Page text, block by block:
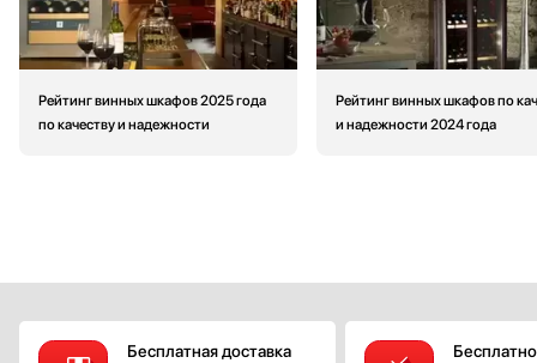
Рейтинг винных шкафов 2025 года
по качеству и надежности
Рейтинг винных шкафов по
и надежности 2024 года
Бесплатная доставка